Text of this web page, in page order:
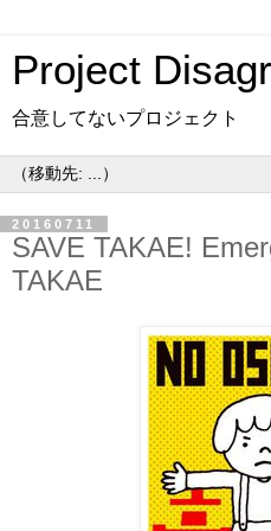
Project
合意してないプロジェクト
20160711
SAVE TAKAE!
TAKAE